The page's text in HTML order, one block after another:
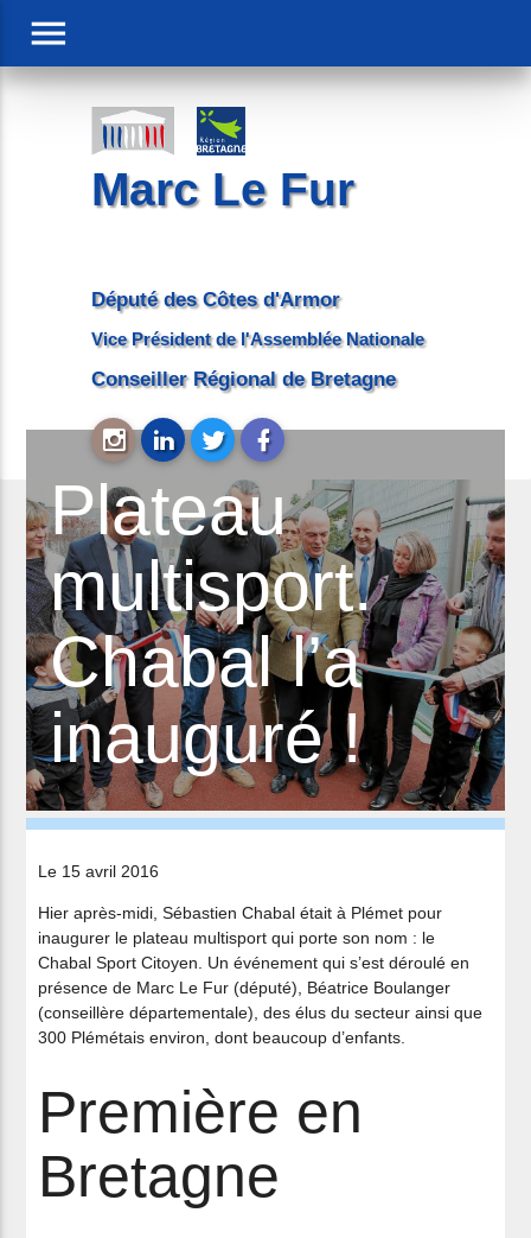
Marc Le Fur
Député des Côtes d'Armor
Vice Président de l'Assemblée Nationale
Conseiller Régional de Bretagne
menu
Plateau
multisport.
Chabal l’a
inauguré !
Le 15 avril 2016
Hier après-midi, Sébastien Chabal était à Plémet pour
inaugurer le plateau multisport qui porte son nom : le
Chabal Sport Citoyen. Un événement qui s’est déroulé en
présence de Marc Le Fur (député), Béatrice Boulanger
(conseillère départementale), des élus du secteur ainsi que
300 Plémétais environ, dont beaucoup d’enfants.
Première en
Bretagne